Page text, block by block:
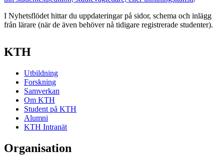
I Nyhetsflödet hittar du uppdateringar på sidor, schema och inlägg
från lärare (när de även behöver nå tidigare registrerade studenter).
KTH
Utbildning
Forskning
Samverkan
Om KTH
Student på KTH
Alumni
KTH Intranät
Organisation